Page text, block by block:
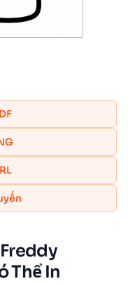
Thể In